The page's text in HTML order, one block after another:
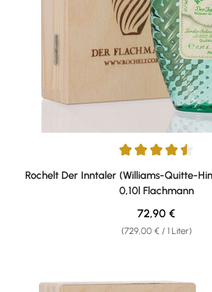
Durchschnittliche Bewertung von 4.5
Rochelt Der Inntaler (Williams-Quitte-
0,10l Flachmann
(729,00 € / 1 Liter)
Regulärer Preis:
72,90 €